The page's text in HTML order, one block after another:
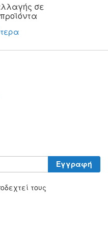
σε
τους
Εγγραφή